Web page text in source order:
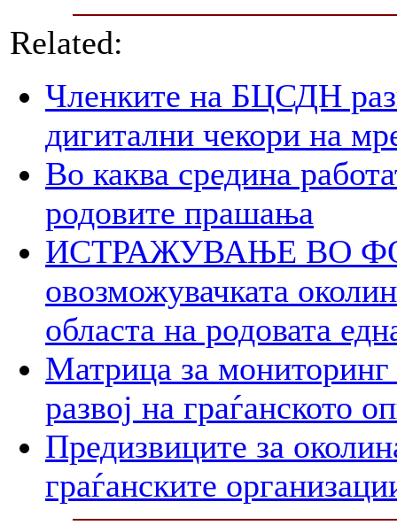
Related:
Членките на БЦСДН
дигитални чекори на
Во каква средина
родовите прашања
ИСТРАЖУВАЊЕ ВО
овозможувачката
областа на родовата
Матрица за мониторинг
развој на граѓанското
Предизвиците за
граѓанските